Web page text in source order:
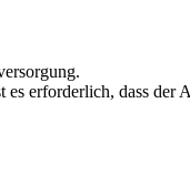
erforderlich, dass der